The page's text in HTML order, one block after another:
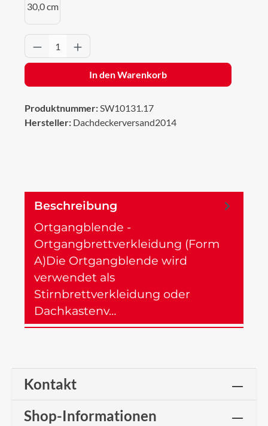
30,0 cm
Produkt Anzahl: Gib den gewünschten
In den Warenkorb
Produktnummer:SW10131.17
Hersteller: Dachdeckerversand2014
Beschreibung
Ortgangblende -
Ortgangbrettverkleidung (Form
A)Die Ortgangblende wird
verwendet als
Stirnbrettverkleidung oder
Dachkastenv…
Kontakt
Shop-Informationen